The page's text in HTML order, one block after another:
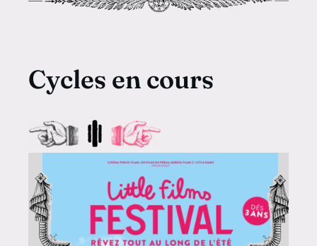
Cycles en cours